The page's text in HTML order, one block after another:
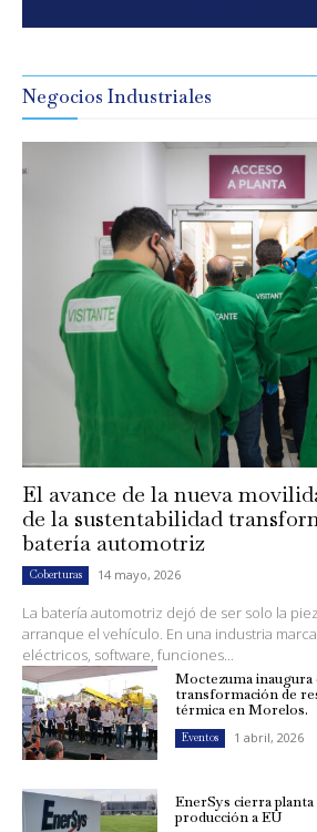
Negocios Industriales
El avance de la nueva
de la sustentabilidad
batería automotriz
Coberturas 14 mayo, 2026
La batería automotriz dejó de ser solo la
arranque el vehículo. En una industria
eléctricos, software, funciones...
Moctezuma inaugura
transformación de
térmica en Morelos.
Eventos 1 abril, 2026
EnerSys cierra
producción a EU